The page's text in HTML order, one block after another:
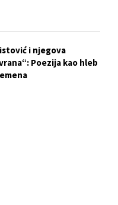
i njegova
Poezija kao hleb